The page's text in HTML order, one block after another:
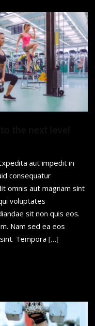
aut impedit in
consequatur
omnis aut magnam sint
voluptates
sit non quis eos.
Nam sed ea eos
Tempora […]